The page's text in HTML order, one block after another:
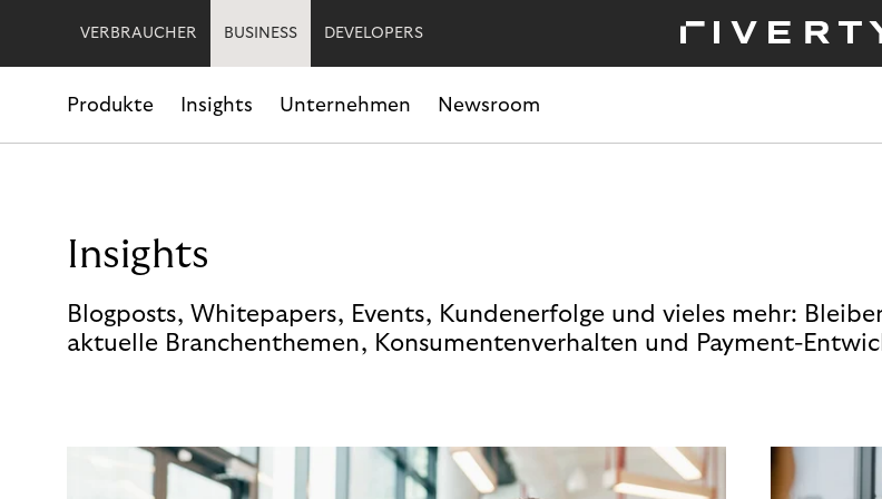
VERBRAUCHER BUSINESS DEVELOPERS
Produkte Insights Unternehmen Newsroom
Insights
Blogposts, Whitepapers, Events, Kundenerfolge und vieles mehr:
aktuelle Branchenthemen, Konsumentenverhalten und Payment-